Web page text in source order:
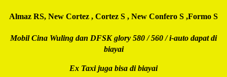
Almaz RS, New Cortez , Cortez S , New Confero S ,Formo S
Mobil Cina Wuling dan DFSK glory 580 / 560 / i-auto dapat di
biayai
Ex Taxi juga bisa di biayai